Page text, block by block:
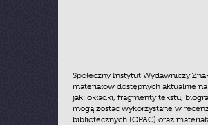
Społeczny Instytut Wydawniczy
materiałów dostępnych aktualnie
jak: okładki, fragmenty tekstu,
mogą zostać wykorzystane w
bibliotecznych (OPAC) oraz